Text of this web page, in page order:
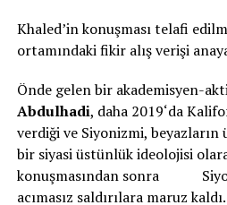
Khaled’in konuşması telafi
ortamındaki fikir alış verişi
Önde gelen bir akademisyen-
Abdulhadi, daha 2019‘da
verdiği ve Siyonizmi,
bir siyasi üstünlük ideolojisi
konuşmasından sonra
acımasız saldırılara maruz kaldı.